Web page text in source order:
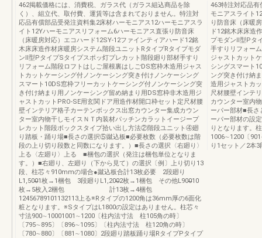
462掲載価格には、消費税、ガラス代（ガラス組込商品を除
く）、組立代、取付費、運賃等は含まれておりません。特注対
応品有償部品受発注資料集2床材ハーモニアス12ハーモニアスラ
イト12Yハーモニアスリフォーム6ハーモニアス直張り防音床
（床暖房対応）エコハード12SY-12ファインティアハード12銘
木床床造作材床暖房システム階段ユニットRタイプRタイプモダ
ンⅡ型PタイプSタイプスポッ灯プレカット階段廻り部材手すり
リフォーム階段ロフトはしご屋根裏はしごDS窓枠木造用ジャス
トカットケーシング付ノンケーシング突き付けノンケーシング
スマート10DS窓枠フリーカットケーシング付ノンケーシング突
き付け納まり用ノンケーシング留め納まり用DS窓枠非木造用ジ
ャストカットPRO-SE用玄関ドア用造作材開口枠セット定尺材腰
壁インテリア格子カーテンボックス出窓カウンター集成カウン
ター室内物干しモイスＮＴ内装材パッチンカラットイージープ
レカット階段ボックスタイプ拾い出し方法②階段ユニット④廻
り踏板・踊り場■長さの選択⑤蹴込板■必要枚数（必要枚数は階
段の上り切り段数と同数になります。）■長さの選択〈右廻り〉
上る〈左廻り〉上る ■梱包の選択（発注は梱包単位となりま
す。）■右廻り、左廻り（下から見て）の選択〔例〕上り切り13
段、柱芯々910mmの場合●蹴込板合計13枚必要 2段廻り
L1,500̶̶1枚→1梱包 3段廻りL1,200̶̶2枚→1梱包 その他L900̶̶10
枚→5枚入2梱包 計13枚→4梱包
12456789101132113上る※Rタイプの1200角は36mm厚の6面化
粧となります。※SタイプはL1800の設定はありません。柱芯々
寸法900∼10001001∼1200〔柱内法寸法 柱105角の時〕
〔795∼895〕〔896∼1095〕〔柱内法寸法 柱120角の時〕
〔780∼880〕〔881∼1080〕2段廻り踏板踊り場RタイプPタイプ
463特注対応品有
モニアスライト
り防音床（床暖
ド12銘木床床造
プモダンⅡ型Pタ
手すりリフォー
ジャストカット
シングスマート
ング突き付け納
造用ジャストカ
尺材腰壁インテ
カウンター室内
ーパー部材■長
ーパー部材の設
りとなります。
1006∼1200〔
り1セット／2本